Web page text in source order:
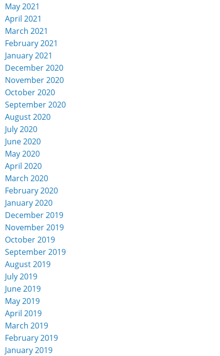
May 2021
April 2021
March 2021
February 2021
January 2021
December 2020
November 2020
October 2020
September 2020
August 2020
July 2020
June 2020
May 2020
April 2020
March 2020
February 2020
January 2020
December 2019
November 2019
October 2019
September 2019
August 2019
July 2019
June 2019
May 2019
April 2019
March 2019
February 2019
January 2019